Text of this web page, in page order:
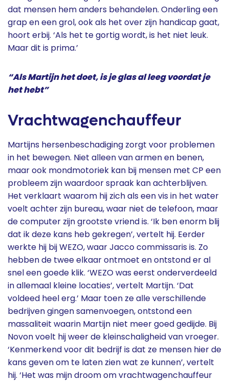
dat mensen hem anders behandelen. Onderling een
grap en een grol, ook als het over zijn handicap gaat,
hoort erbij. ‘Als het te gortig wordt, is het niet leuk.
Maar dit is prima.’
“Als Martijn het doet, is je glas al leeg voordat je
het hebt”
Vrachtwagenchauffeur
Martijns hersenbeschadiging zorgt voor problemen
in het bewegen. Niet alleen van armen en benen,
maar ook mondmotoriek kan bij mensen met CP een
probleem zijn waardoor spraak kan achterblijven.
Het verklaart waarom hij zich als een vis in het water
voelt achter zijn bureau, waar niet de telefoon, maar
de computer zijn grootste vriend is. ‘Ik ben enorm blij
dat ik deze kans heb gekregen’, vertelt hij. Eerder
werkte hij bij WEZO, waar Jacco commissaris is. Zo
hebben de twee elkaar ontmoet en ontstond er al
snel een goede klik. ‘WEZO was eerst onderverdeeld
in allemaal kleine locaties’, vertelt Martijn. ‘Dat
voldeed heel erg.’ Maar toen ze alle verschillende
bedrijven gingen samenvoegen, ontstond een
massaliteit waarin Martijn niet meer goed gedijde. Bij
Novon voelt hij weer de kleinschaligheid van vroeger.
‘Kenmerkend voor dit bedrijf is dat ze mensen hier de
kans geven om te laten zien wat ze kunnen’, vertelt
hij. ‘Het was mijn droom om vrachtwagenchauffeur